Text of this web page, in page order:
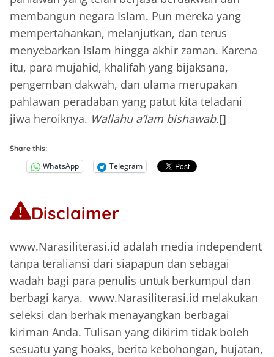
membangun negara Islam. Pun mereka yang
mempertahankan, melanjutkan, dan terus
menyebarkan Islam hingga akhir zaman. Karena
itu, para mujahid, khalifah yang bijaksana,
pengemban dakwah, dan ulama merupakan
pahlawan peradaban yang patut kita teladani
jiwa heroiknya. Wallahu a’lam bishawab.[]
Share this:
WhatsApp Telegram
Disclaimer
www.Narasiliterasi.id adalah media independent
tanpa teraliansi dari siapapun dan sebagai
wadah bagi para penulis untuk berkumpul dan
berbagi karya. www.Narasiliterasi.id melakukan
seleksi dan berhak menayangkan berbagai
kiriman Anda. Tulisan yang dikirim tidak boleh
sesuatu yang hoaks, berita kebohongan, hujatan,